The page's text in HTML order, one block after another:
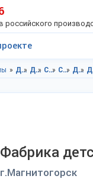
российского
Детская одежда в Челябинская область Детская одежда в г.Магнитогорск Спортивная детская одежда в Челябинская область Спортивная детская одежда в г.Магнитогорск Детские спортивные костюмы в Челябинская область
Фабрика
г.Магнитогорск